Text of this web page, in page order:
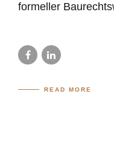
formeller
READ MORE